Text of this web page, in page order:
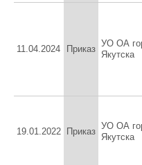
11.04.2024 Приказ
УО ОА
Якутска
19.01.2022 Приказ
УО ОА
Якутска